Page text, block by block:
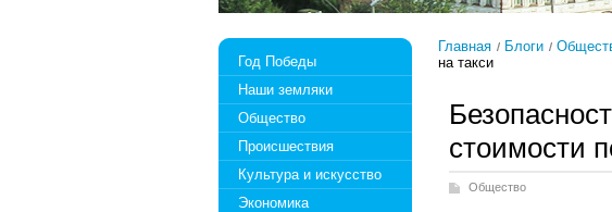
Год Победы
Наши земляки
Общество
Происшествия
Культура и искусство
Экономика
Главная Блоги
на такси
стоимости
Общество